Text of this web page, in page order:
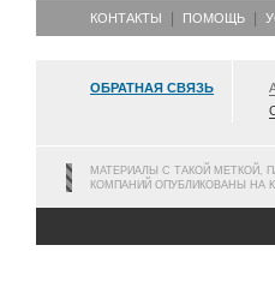
КОНТАКТЫ ПОМОЩЬ
ОБРАТНАЯ СВЯЗЬ
МАТЕРИАЛЫ С ТАКОЙ МЕТКОЙ,
КОМПАНИЙ ОПУБЛИКОВАНЫ НА